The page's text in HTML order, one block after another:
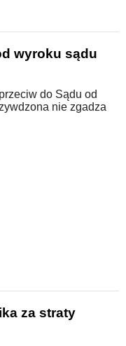
wyroku sądu
do Sądu od
nie zgadza
za straty